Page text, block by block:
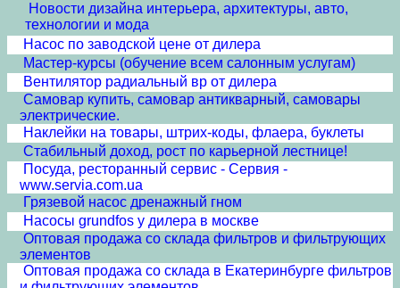
Новости дизайна интерьера, архитектуры, авто,
технологии и мода
Насос по заводской цене от дилера
Мастер-курсы (обучение всем салонным услугам)
Вентилятор радиальный вр от дилера
Самовар купить, самовар антикварный, самовары
электрические.
Наклейки на товары, штрих-коды, флаера, буклеты
Стабильный доход, рост по карьерной лестнице!
Посуда, ресторанный сервис - Сервия -
www.servia.com.ua
Грязевой насос дренажный гном
Насосы grundfos у дилера в москве
Оптовая продажа со склада фильтров и фильтрующих
элементов
Оптовая продажа со склада в Екатеринбурге фильтров